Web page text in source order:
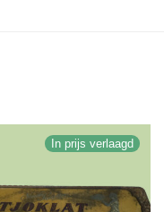
In prijs verlaagd